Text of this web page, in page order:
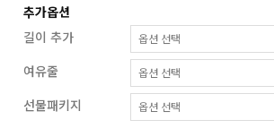
추가옵션
길이 추가
여유줄
선물패키지